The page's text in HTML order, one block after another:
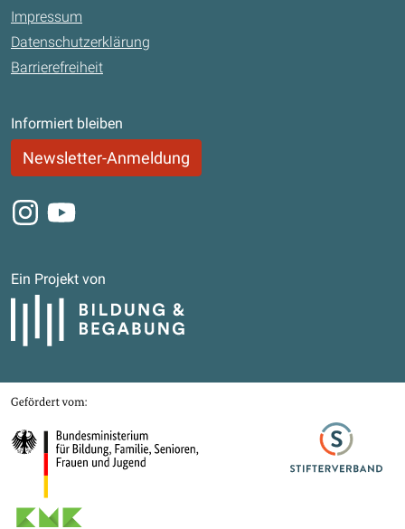
Impressum
Datenschutzerklärung
Barrierefreiheit
Informiert bleiben
Newsletter-Anmeldung
Instagram
Youtube
Ein Projekt von
Bildung und Begabung
Gefördert von
Bundesministerium für Bildung, Familie, Senioren, Frauen und Jugend
Stifterverband
Kultusministerkonferenz